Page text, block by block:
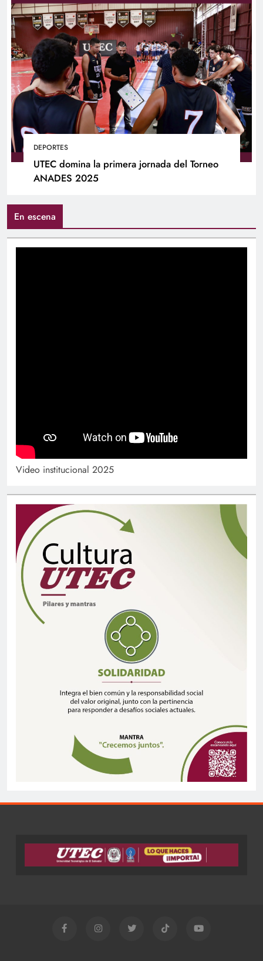
DEPORTES
UTEC domina la primera jornada del Torneo
ANADES 2025
En escena
Video institucional 2025